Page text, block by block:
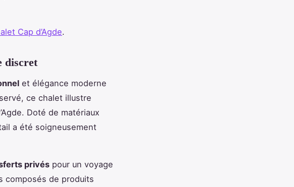
Cap d’Agde.
discret
et élégance moderne
ce chalet illustre
Doté de matériaux
a été soigneusement
privés pour un voyage
composés de produits